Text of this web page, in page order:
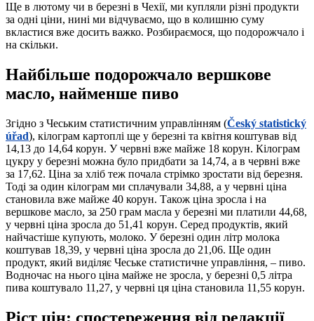
Ще в лютому чи в березні в Чехії, ми купляли різні продукти
за одні ціни, нині ми відчуваємо, що в колишню суму
вкластися вже досить важко. Розбираємося, що подорожчало і
на скільки.
Найбільше подорожчало вершкове
масло, найменше пиво
Згідно з Чеським статистичним управлінням (Český statistický
úřad), кілограм картоплі ще у березні та квітня коштував від
14,13 до 14,64 корун. У червні вже майже 18 корун. Кілограм
цукру у березні можна було придбати за 14,74, а в червні вже
за 17,62. Ціна за хліб теж почала стрімко зростати від березня.
Тоді за один кілограм ми сплачували 34,88, а у червні ціна
становила вже майже 40 корун. Також ціна зросла і на
вершкове масло, за 250 грам масла у березні ми платили 44,68,
у червні ціна зросла до 51,41 корун. Серед продуктів, який
найчастіше купують, молоко. У березні один літр молока
коштував 18,39, у червні ціна зросла до 21,06. Ще один
продукт, який виділяє Чеське статистичне управління, – пиво.
Водночас на нього ціна майже не зросла, у березні 0,5 літра
пива коштувало 11,27, у червні ця ціна становила 11,55 корун.
Ріст цін: спостереження від редакції